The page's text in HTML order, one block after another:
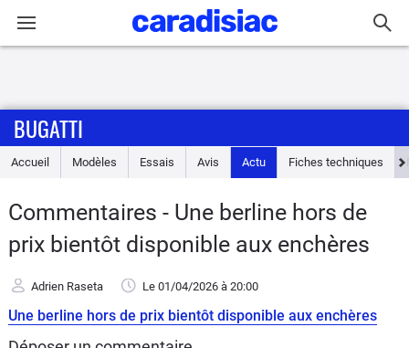
Accueil
Essais
d'achat
Electriques
BUGATTI
Accueil Modèles Essais Avis Actu Fiches techniques
Commentaires - Une berline hors de
prix bientôt disponible aux enchères
Adrien Raseta Le 01/04/2026 à 20:00
Une berline hors de prix bientôt disponible aux enchères